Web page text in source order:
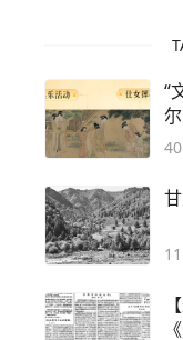
“
40
11